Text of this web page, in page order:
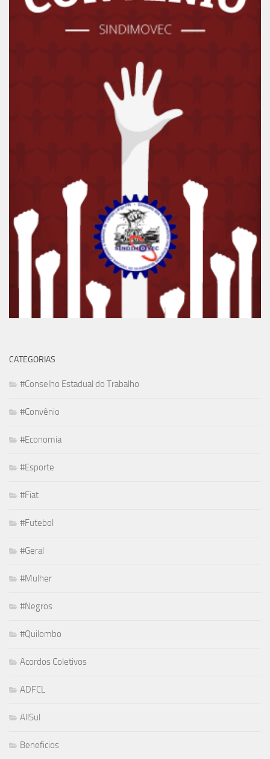
CATEGORIAS
#Conselho Estadual do Trabalho
#Convênio
#Economia
#Esporte
#Fiat
#Futebol
#Geral
#Mulher
#Negros
#Quilombo
Acordos Coletivos
ADFCL
AllSul
Beneficios